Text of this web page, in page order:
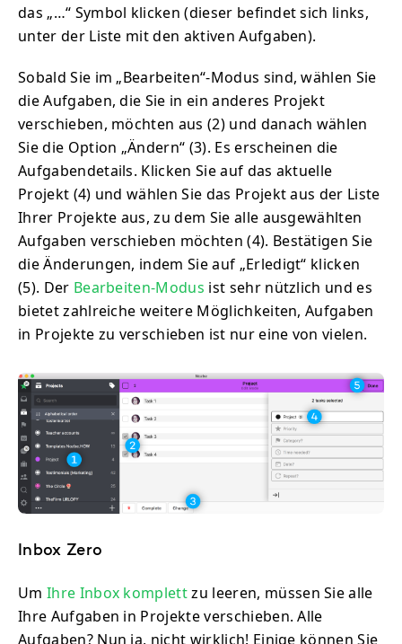
das „…“ Symbol klicken (dieser befindet sich links,
unter der Liste mit den aktiven Aufgaben).
Sobald Sie im „Bearbeiten“-Modus sind, wählen Sie
die Aufgaben, die Sie in ein anderes Projekt
verschieben, möchten aus (2) und danach wählen
Sie die Option „Ändern“ (3). Es erscheinen die
Aufgabendetails. Klicken Sie auf das aktuelle
Projekt (4) und wählen Sie das Projekt aus der Liste
Ihrer Projekte aus, zu dem Sie alle ausgewählten
Aufgaben verschieben möchten (4). Bestätigen Sie
die Änderungen, indem Sie auf „Erledigt“ klicken
(5). Der Bearbeiten-Modus ist sehr nützlich und es
bietet zahlreiche weitere Möglichkeiten, Aufgaben
in Projekte zu verschieben ist nur eine von vielen.
Inbox Zero
Um Ihre Inbox komplettzu leeren, müssen Sie alle
Ihre Aufgaben in Projekte verschieben. Alle
Aufgaben? Nun ja, nicht wirklich! Einige können Sie